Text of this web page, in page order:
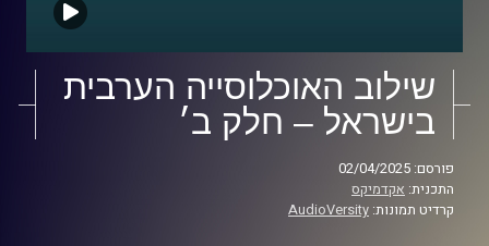
שילוב האוכלוסייה הערבית
בישראל – חלק ב׳
פורסם: 02/04/2025
התכנית: אקדמיקס
קרדיט תמונות: AudioVersity